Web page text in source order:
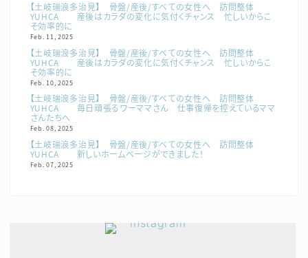
【土岐瑞浪多治見】 骨盤/産後/すべての女性へ 訪問整体
YUHCA 産後はカラダの変化に気付くチャンス 忙しいからこ
そ効率的に
Feb. 11, 2025
【土岐瑞浪多治見】 骨盤/産後/すべての女性へ 訪問整体
YUHCA 産後はカラダの変化に気付くチャンス 忙しいからこ
そ効率的に
Feb. 10, 2025
【土岐瑞浪多治見】 骨盤/産後/すべての女性へ 訪問整体
YUHCA 毎日頑張るワーママさん 仕事復帰を控えているママ
さんたちへ
Feb. 08, 2025
【土岐瑞浪多治見】 骨盤/産後/すべての女性へ 訪問整体
YUHCA 新しいホームページができました！
Feb. 07, 2025